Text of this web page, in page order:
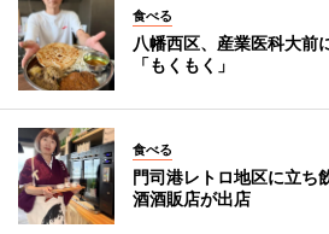
食べる
八幡西区、産業医科大前
「もくもく」
食べる
門司港レトロ地区に立
酒酒販店が出店